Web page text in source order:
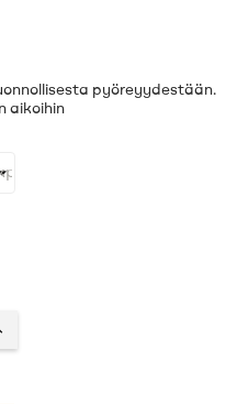
pyöreyydestään.
aikoihin